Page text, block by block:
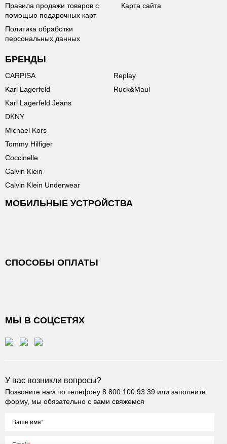
Правила продажи товаров с
помощью подарочных карт
Политика обработки
персональных данных
Карта сайта
БРЕНДЫ
CARPISA
Karl Lagerfeld
Karl Lagerfeld Jeans
DKNY
Michael Kors
Tommy Hilfiger
Coccinelle
Calvin Klein
Calvin Klein Underwear
Replay
Ruck&Maul
МОБИЛЬНЫЕ УСТРОЙСТВА
СПОСОБЫ ОПЛАТЫ
МЫ В СОЦСЕТЯХ
У вас возникли вопросы?
Позвоните нам по телефону 8 800 100 93 39 или заполните
форму, мы обязательно с вами свяжемся
Ваше имя